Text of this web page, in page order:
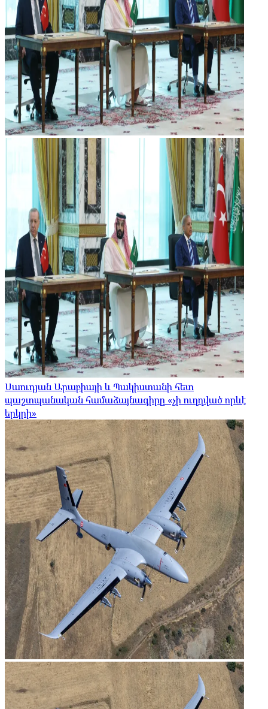
Սաուդյան Արաբիայի և Պակիստանի հետ
պաշտպանական համաձայնագիրը «չի ուղղված որևէ
երկրի»